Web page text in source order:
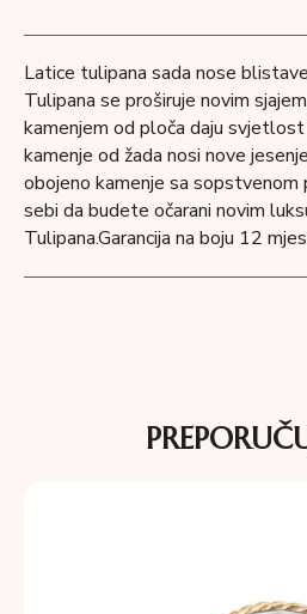
Latice tulipana sada nose
Tulipana se proširuje novim
kamenjem od ploča daju
kamenje od žada nosi nove
obojeno kamenje sa
sebi da budete očarani novim
Tulipana.Garancija na boju 12